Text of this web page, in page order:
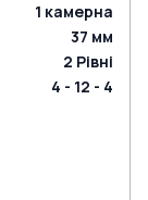
1 камерна
37 мм
2 Рівні
4 - 12 - 4